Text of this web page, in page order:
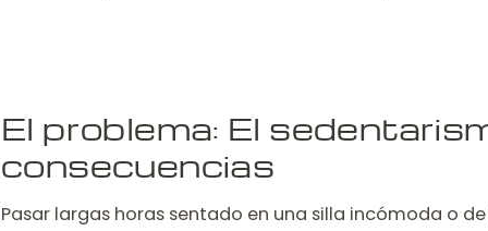
El problema: El
consecuencias
Pasar largas horas sentado en una silla incómoda o